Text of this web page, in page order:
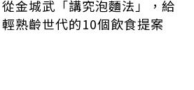
從金城武「講究泡麵法」，給
輕熟齡世代的10個飲食提案